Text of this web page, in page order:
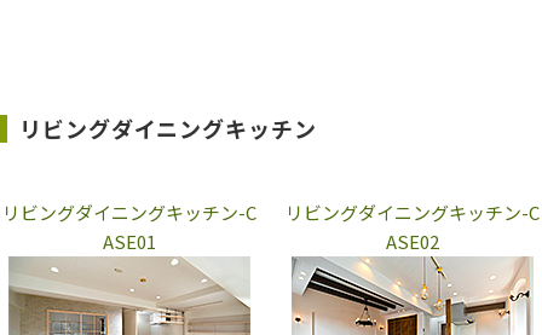
リビングダイニングキッチン
リビングダイニングキッチン-C
ASE01
リビングダイニングキッチン-C
ASE02